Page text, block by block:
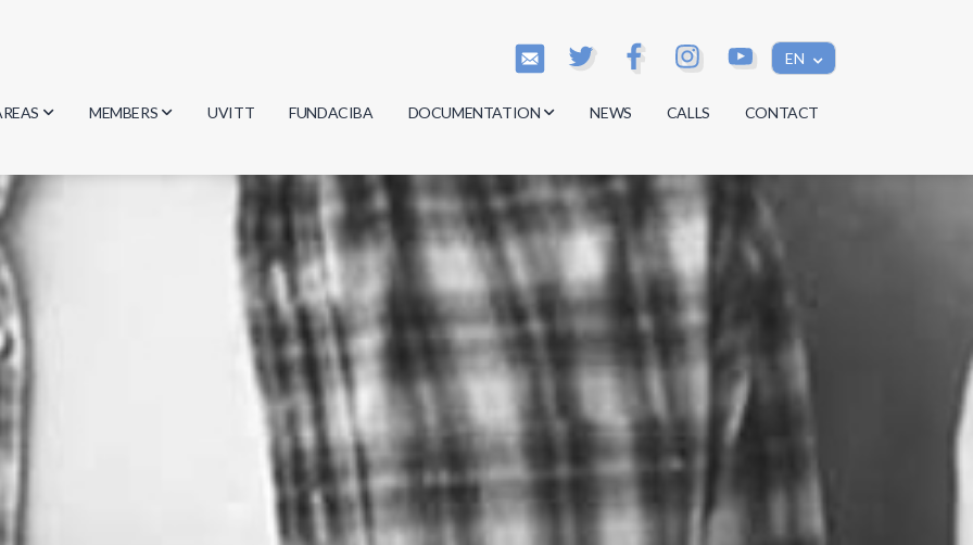
EN
Biology
Physics
Mathematics
Chemistry
MEMBERS
Researchers
UVITT FUNDACIBA DOCUMENTATION
Minutes
Regulations
Documents
NEWS CALLS CONTACT